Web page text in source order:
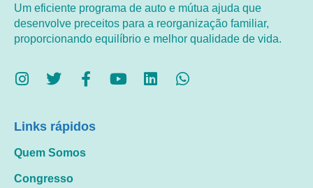
Um eficiente programa de auto e mútua ajuda que
desenvolve preceitos para a reorganização familiar,
proporcionando equilíbrio e melhor qualidade de vida.
Links rápidos
Quem Somos
Congresso